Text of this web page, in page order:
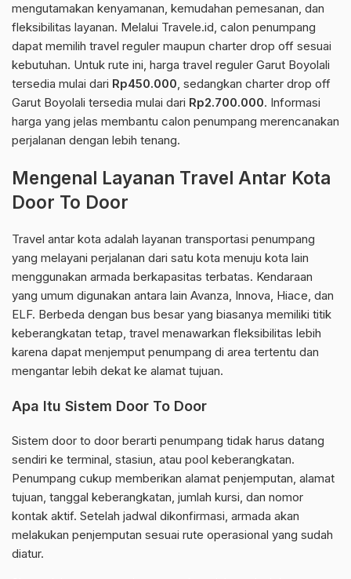
mengutamakan kenyamanan, kemudahan pemesanan, dan
fleksibilitas layanan. Melalui Travele.id, calon penumpang
dapat memilih travel reguler maupun charter drop off sesuai
kebutuhan. Untuk rute ini, harga travel reguler Garut Boyolali
tersedia mulai dari Rp450.000, sedangkan charter drop off
Garut Boyolali tersedia mulai dari Rp2.700.000. Informasi
harga yang jelas membantu calon penumpang merencanakan
perjalanan dengan lebih tenang.
Mengenal Layanan Travel Antar Kota
Door To Door
Travel antar kota adalah layanan transportasi penumpang
yang melayani perjalanan dari satu kota menuju kota lain
menggunakan armada berkapasitas terbatas. Kendaraan
yang umum digunakan antara lain Avanza, Innova, Hiace, dan
ELF. Berbeda dengan bus besar yang biasanya memiliki titik
keberangkatan tetap, travel menawarkan fleksibilitas lebih
karena dapat menjemput penumpang di area tertentu dan
mengantar lebih dekat ke alamat tujuan.
Apa Itu Sistem Door To Door
Sistem door to door berarti penumpang tidak harus datang
sendiri ke terminal, stasiun, atau pool keberangkatan.
Penumpang cukup memberikan alamat penjemputan, alamat
tujuan, tanggal keberangkatan, jumlah kursi, dan nomor
kontak aktif. Setelah jadwal dikonfirmasi, armada akan
melakukan penjemputan sesuai rute operasional yang sudah
diatur.